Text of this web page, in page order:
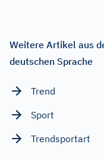
Weitere Artikel aus
deutschen Sprache
Trend
Sport
Trendsportart